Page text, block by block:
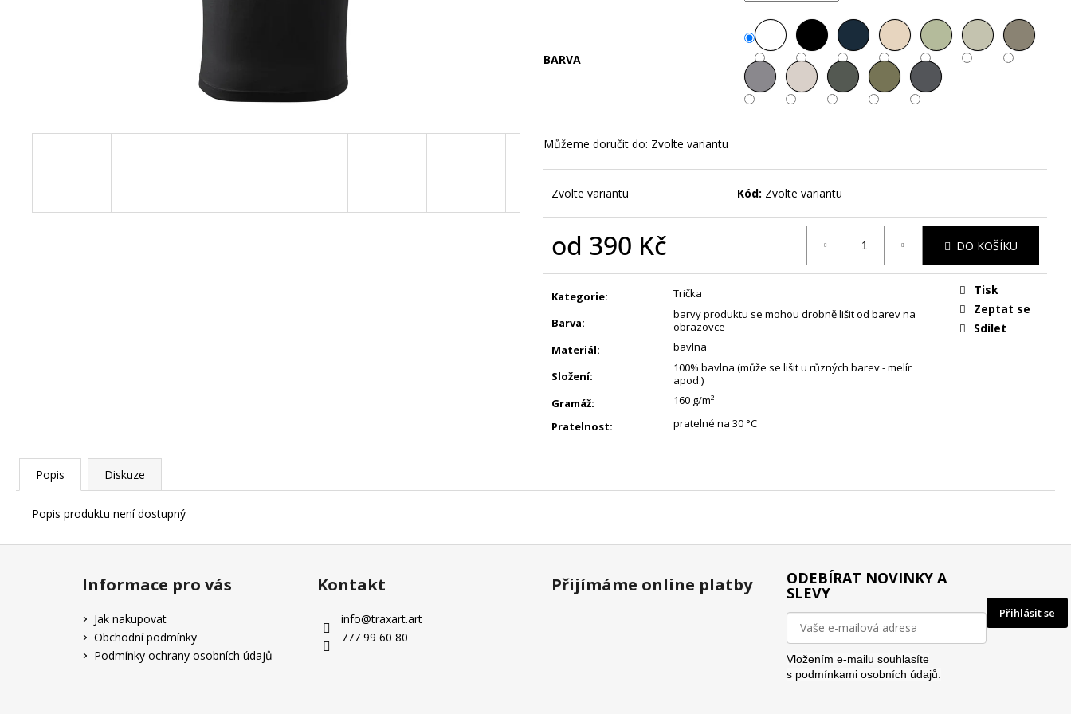
BARVA
Můžeme doručit do: Zvolte variantu
Zvolte variantu Kód: Zvolte variantu
od 390 Kč DO KOŠÍKU
Kategorie: Trička
Barva:
barvy produktu se mohou drobně lišit od barev na
obrazovce
Materiál: bavlna
Složení:
100% bavlna (může se lišit u různých barev - melír
apod.)
Gramáž:
160 g/m²
Pratelnost: pratelné na 30 °C
Tisk
Zeptat se
Sdílet
Popis Diskuze
Popis produktu není dostupný
TOUST A NUTELLA - TRIČKA DO PÁRU
ČERNOBÍLÝ VIKING - UNISEX TRIKO S
Informace pro vás
Jak nakupovat
Obchodní podmínky
Podmínky ochrany osobních údajů
Kontakt
info@traxart.art
777 99 60 80
Přijímáme online platby ODEBÍRAT NOVINKY A
SLEVY
Vložením e-mailu souhlasíte
s podmínkami osobních údajů.
Přihlásit se